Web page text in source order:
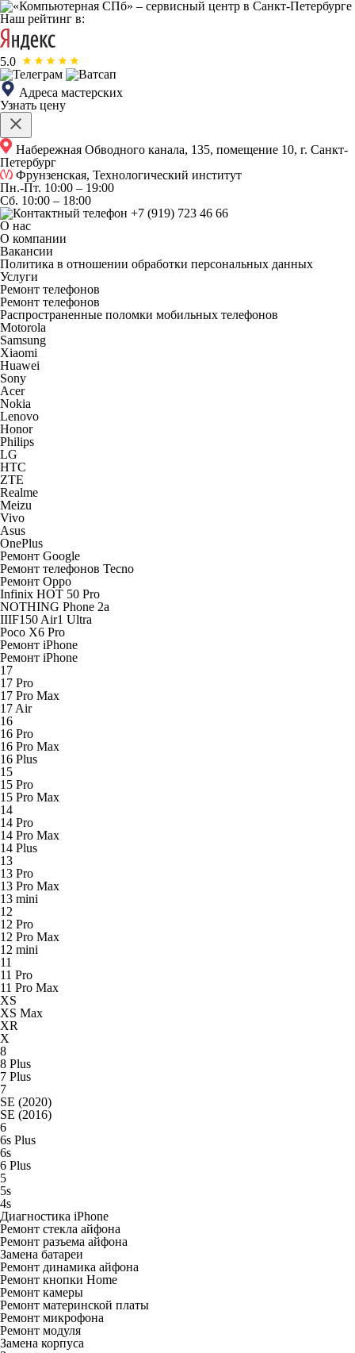
Наш рейтинг в:
5.0
Адреса мастерских
Узнать цену
Набережная Обводного канала, 135, помещение 10, г. Санкт-
Петербург
Фрунзенская, Технологический институт
Пн.-Пт. 10:00 – 19:00
Сб. 10:00 – 18:00
+7 (919) 723 46 66
О нас
О компании
Вакансии
Политика в отношении обработки персональных данных
Услуги
Ремонт телефонов
Ремонт телефонов
Распространенные поломки мобильных телефонов
Motorola
Samsung
Xiaomi
Huawei
Sony
Acer
Nokia
Lenovo
Honor
Philips
LG
HTC
ZTE
Realme
Meizu
Vivo
Asus
OnePlus
Ремонт Google
Ремонт телефонов Tecno
Ремонт Oppo
Infinix HOT 50 Pro
NOTHING Phone 2a
IIIF150 Air1 Ultra
Poco X6 Pro
Ремонт iPhone
Ремонт iPhone
17
17 Pro
17 Pro Max
17 Air
16
16 Pro
16 Pro Max
16 Plus
15
15 Pro
15 Pro Max
14
14 Pro
14 Pro Max
14 Plus
13
13 Pro
13 Pro Max
13 mini
12
12 Pro
12 Pro Max
12 mini
11
11 Pro
11 Pro Max
XS
XS Max
XR
X
8
8 Plus
7 Plus
7
SE (2020)
SE (2016)
6
6s Plus
6s
6 Plus
5
5s
4s
Диагностика iPhone
Ремонт стекла айфона
Ремонт разъема айфона
Замена батареи
Ремонт динамика айфона
Ремонт кнопки Home
Ремонт камеры
Ремонт материнской платы
Ремонт микрофона
Ремонт модуля
Замена корпуса